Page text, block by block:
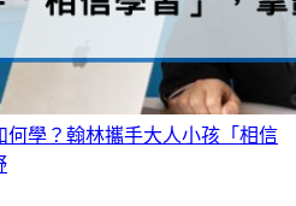
何學？翰林攜手大人小孩「相信